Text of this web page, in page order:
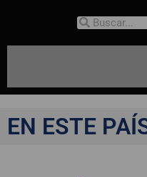
EN ESTE